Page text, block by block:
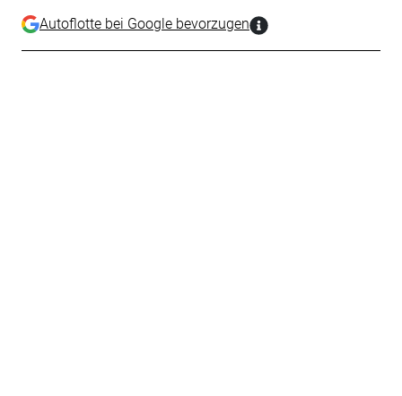
Autoflotte bei Google bevorzugen